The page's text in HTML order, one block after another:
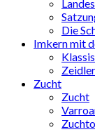
Die
Imkern mit
Zucht
Zucht